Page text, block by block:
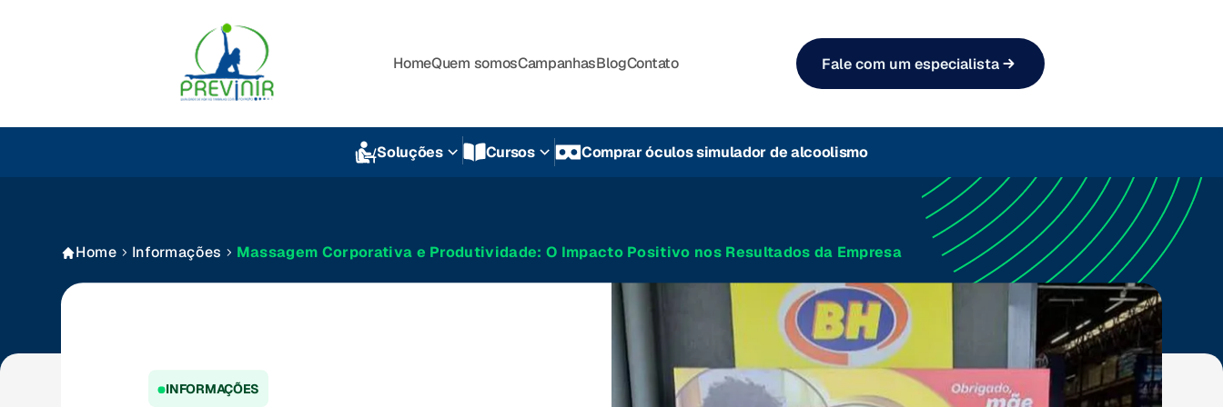
HomeQuem somosCampanhasBlogContato Fale com um especialista
Soluções Cursos Comprar óculos simulador de alcoolismo
Home Informações Massagem Corporativa e Produtividade: O Impacto Positivo nos Resultados da Empresa
INFORMAÇÕES